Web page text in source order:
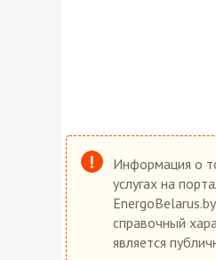
Информация о
услугах на
справочный
является